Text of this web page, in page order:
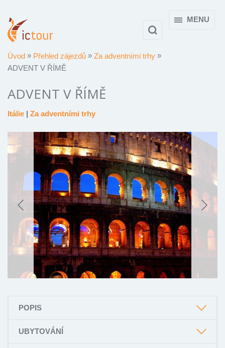
MENU
Úvod Přehled zájezdů
Za adventními trhy
ADVENT V ŘÍMĚ
ADVENT V ŘÍMĚ
Itálie | Za adventními trhy
POPIS
UBYTOVÁNÍ